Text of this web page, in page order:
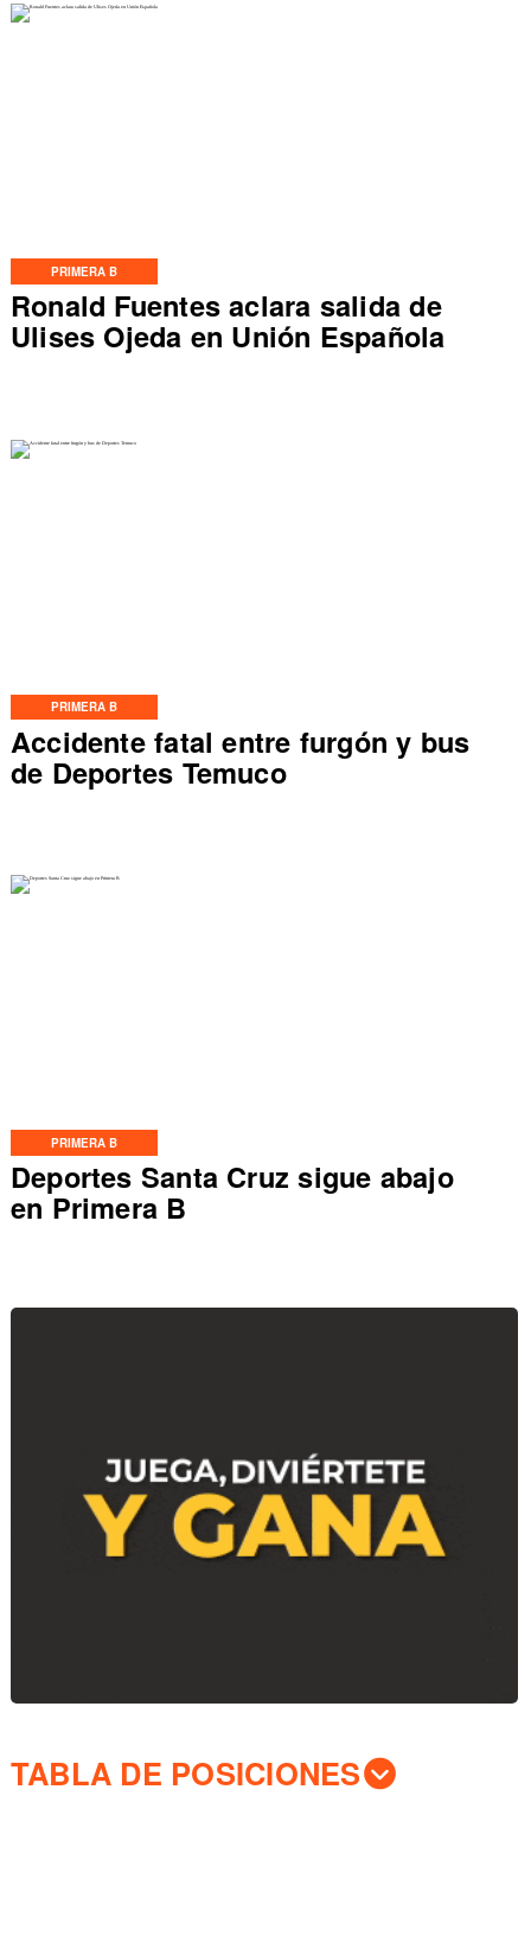
PRIMERA B
Ronald Fuentes aclara salida de
Ulises Ojeda en Unión Española
PRIMERA B
Accidente fatal entre furgón y bus
de Deportes Temuco
PRIMERA B
Deportes Santa Cruz sigue abajo
en Primera B
TABLA DE POSICIONES